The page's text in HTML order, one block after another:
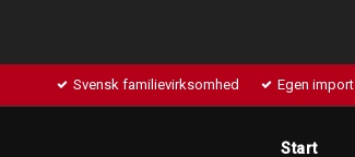
Svensk familievirksomhed Egen import
Start